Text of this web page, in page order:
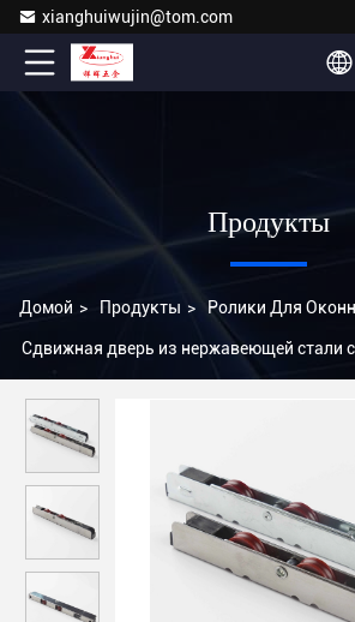
xianghuiwujin@tom.com
Продукты
Домой > Продукты > Ролики Для
Сдвижная дверь из нержавеющей стали